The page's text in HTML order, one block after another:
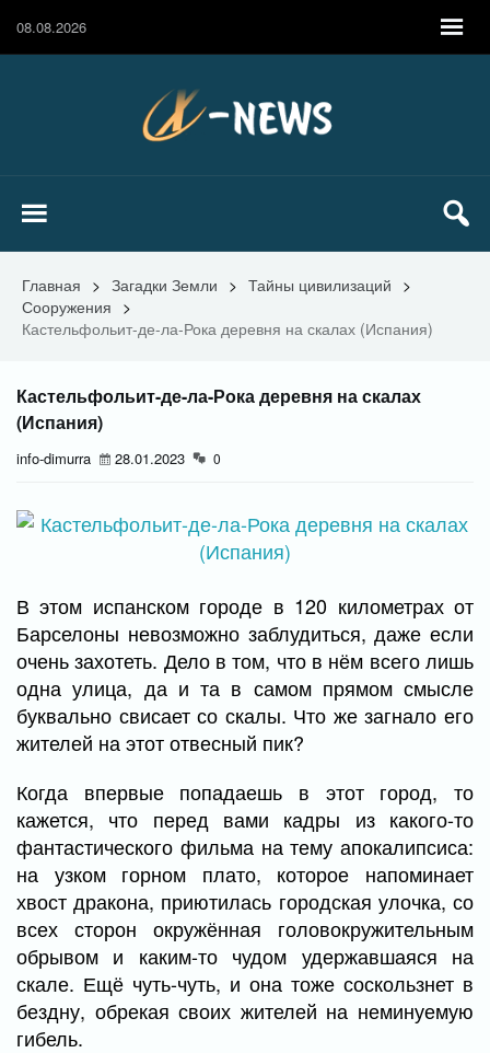
08.08.2026
Главная > Загадки Земли > Тайны цивилизаций >
Сооружения >
Кастельфольит-де-ла-Рока деревня на скалах (Испания)
Кастельфольит-де-ла-Рока деревня на скалах
(Испания)
info-dimurra 28.01.2023 0
В этом испанском городе в 120 километрах от
Барселоны невозможно заблудиться, даже если
очень захотеть. Дело в том, что в нём всего лишь
одна улица, да и та в самом прямом смысле
буквально свисает со скалы. Что же загнало его
жителей на этот отвесный пик?
Когда впервые попадаешь в этот город, то
кажется, что перед вами кадры из какого-то
фантастического фильма на тему апокалипсиса:
на узком горном плато, которое напоминает
хвост дракона, приютилась городская улочка, со
всех сторон окружённая головокружительным
обрывом и каким-то чудом удержавшаяся на
скале. Ещё чуть-чуть, и она тоже соскользнет в
бездну, обрекая своих жителей на неминуемую
гибель.